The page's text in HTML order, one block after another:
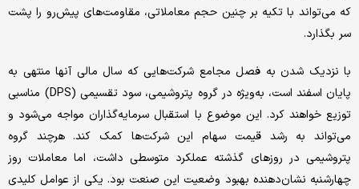
که می‌‌‌تواند با تکیه بر چنین حجم معاملاتی، مقاومت‌‌‌های پیش‌‌‌رو را پشت
سر بگذارد.
با نزدیک شدن به فصل مجامع شرکت‌هایی که سال مالی آنها منتهی به
پایان اسفند است، به‌‌‌ویژه در گروه پتروشیمی، سود تقسیمی (DPS) مناسبی
توزیع خواهند کرد. این موضوع با استقبال سرمایه‌گذاران مواجه می‌شود و
می‌‌‌تواند به رشد قیمت سهام این شرکت‌ها کمک کند. هرچند گروه
پتروشیمی در روزهای گذشته عملکرد متوسطی داشت، اما معاملات روز
چهارشنبه نشان‌‌‌دهنده بهبود وضعیت این صنعت بود. یکی از عوامل کلیدی